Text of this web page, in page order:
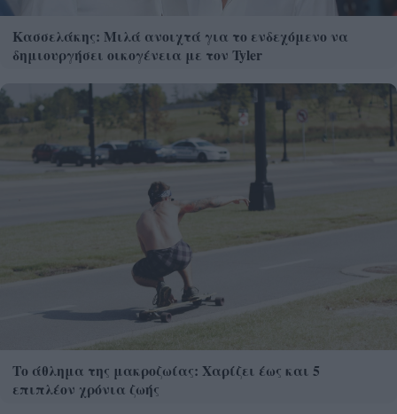
Κασσελάκης: Μιλά ανοιχτά για το ενδεχόμενο να
δημιουργήσει οικογένεια με τον Tyler
Το άθλημα της μακροζωίας: Χαρίζει έως και 5
επιπλέον χρόνια ζωής